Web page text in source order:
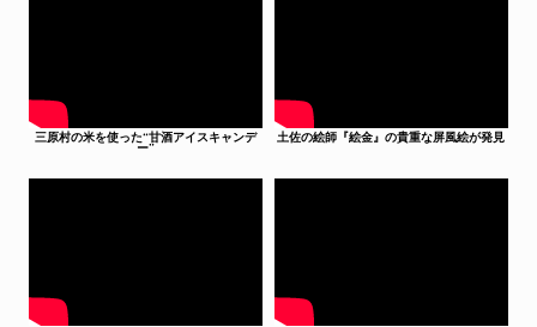
三原村の米を使った“甘酒アイスキャンデ
ー”
土佐の絵師『絵金』の貴重な屏風絵が発見